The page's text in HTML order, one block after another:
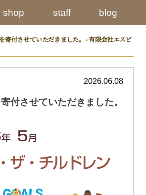
shop staff blog
寄付させていただきました。 - 有限会社エスピ
2026.06.08
付させていただきました。